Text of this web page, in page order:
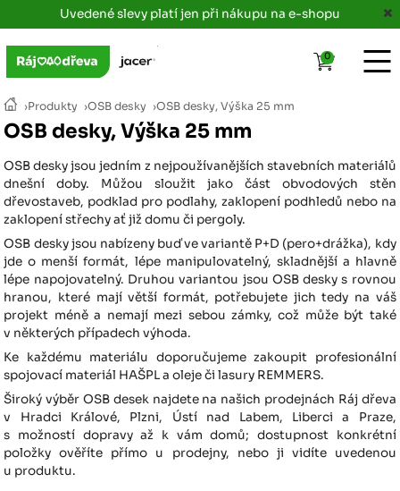
Uvedené slevy platí jen při nákupu na e-shopu
›Produkty ›OSB desky ›OSB desky, Výška 25 mm
OSB desky, Výška 25 mm
OSB desky jsou jedním z nejpoužívanějších stavebních materiálů
dnešní doby. Můžou sloužit jako část obvodových stěn
dřevostaveb, podklad pro podlahy, zaklopení podhledů nebo na
zaklopení střechy ať již domu či pergoly.
OSB desky jsou nabízeny buď ve variantě P+D (pero+drážka), kdy
jde o menší formát, lépe manipulovatelný, skladnější a hlavně
lépe napojovatelný. Druhou variantou jsou OSB desky s rovnou
hranou, které mají větší formát, potřebujete jich tedy na váš
projekt méně a nemají mezi sebou zámky, což může být také
v některých případech výhoda.
Ke každému materiálu doporučujeme zakoupit profesionální
spojovací materiál HAŠPL a oleje či lasury REMMERS.
Široký výběr OSB desek najdete na našich prodejnách Ráj dřeva
v Hradci Králové, Plzni, Ústí nad Labem, Liberci a Praze,
s možností dopravy až k vám domů; dostupnost konkrétní
položky ověříte přímo u prodejny, nebo ji vidíte uvedenou
u produktu.
0